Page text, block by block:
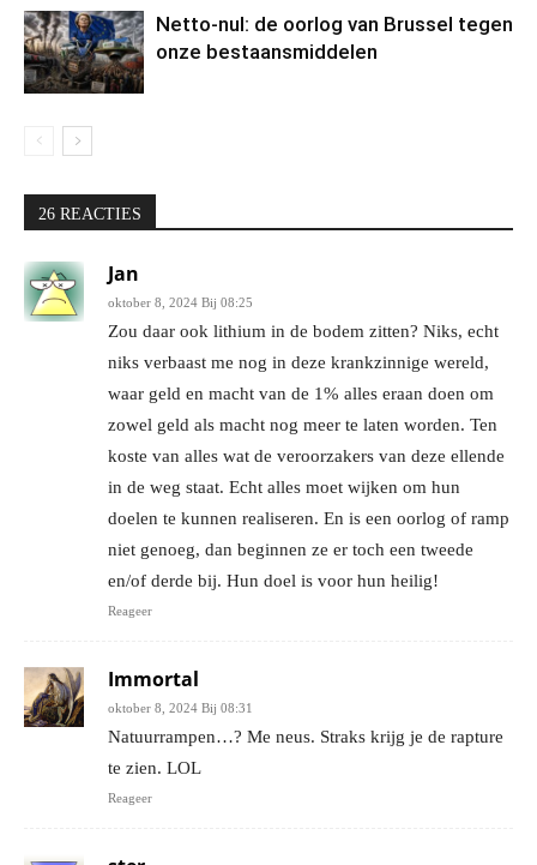
Netto-nul: de oorlog van Brussel tegen
onze bestaansmiddelen
26 REACTIES
Jan
oktober 8, 2024 Bij 08:25
Zou daar ook lithium in de bodem zitten? Niks, echt
niks verbaast me nog in deze krankzinnige wereld,
waar geld en macht van de 1% alles eraan doen om
zowel geld als macht nog meer te laten worden. Ten
koste van alles wat de veroorzakers van deze ellende
in de weg staat. Echt alles moet wijken om hun
doelen te kunnen realiseren. En is een oorlog of ramp
niet genoeg, dan beginnen ze er toch een tweede
en/of derde bij. Hun doel is voor hun heilig!
Reageer
Immortal
oktober 8, 2024 Bij 08:31
Natuurrampen…? Me neus. Straks krijg je de rapture
te zien. LOL
Reageer